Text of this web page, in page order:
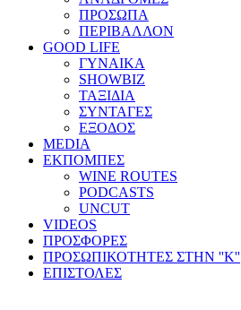
ΠΡΟΣΩΠΑ
ΠΕΡΙΒΑΛΛΟΝ
GOOD LIFE
ΓΥΝΑΙΚΑ
SHOWBIZ
ΤΑΞΙΔΙΑ
ΣΥΝΤΑΓΕΣ
ΕΞΟΔΟΣ
MEDIA
ΕΚΠΟΜΠΕΣ
WINE ROUTES
PODCASTS
UNCUT
VIDEOS
ΠΡΟΣΦΟΡΕΣ
ΠΡΟΣΩΠΙΚΟΤΗΤΕΣ ΣΤΗΝ ''Κ''
ΕΠΙΣΤΟΛΕΣ